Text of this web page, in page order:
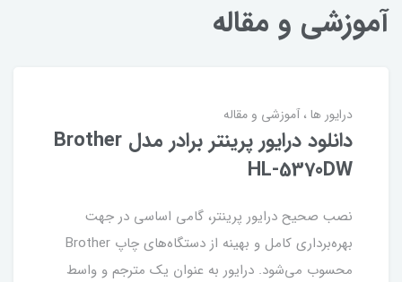
آموزشی و مقاله
درایور ها آموزشی و مقاله
دانلود درایور پرینتر برادر مدل Brother
HL-5370DW
نصب صحیح درایور پرینتر، گامی اساسی در جهت
بهره‌برداری کامل و بهینه از دستگاه‌های چاپ Brother
محسوب می‌شود. درایور به عنوان یک مترجم و واسط